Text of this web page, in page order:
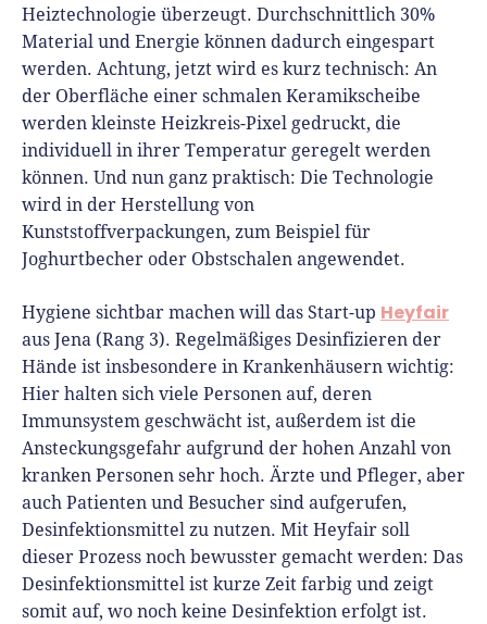
Heiztechnologie überzeugt. Durchschnittlich 30%
Material und Energie können dadurch eingespart
werden. Achtung, jetzt wird es kurz technisch: An
der Oberfläche einer schmalen Keramikscheibe
werden kleinste Heizkreis-Pixel gedruckt, die
individuell in ihrer Temperatur geregelt werden
können. Und nun ganz praktisch: Die Technologie
wird in der Herstellung von
Kunststoffverpackungen, zum Beispiel für
Joghurtbecher oder Obstschalen angewendet.
Hygiene sichtbar machen will das Start-up Heyfair
aus Jena (Rang 3). Regelmäßiges Desinfizieren der
Hände ist insbesondere in Krankenhäusern wichtig:
Hier halten sich viele Personen auf, deren
Immunsystem geschwächt ist, außerdem ist die
Ansteckungsgefahr aufgrund der hohen Anzahl von
kranken Personen sehr hoch. Ärzte und Pfleger, aber
auch Patienten und Besucher sind aufgerufen,
Desinfektionsmittel zu nutzen. Mit Heyfair soll
dieser Prozess noch bewusster gemacht werden: Das
Desinfektionsmittel ist kurze Zeit farbig und zeigt
somit auf, wo noch keine Desinfektion erfolgt ist.